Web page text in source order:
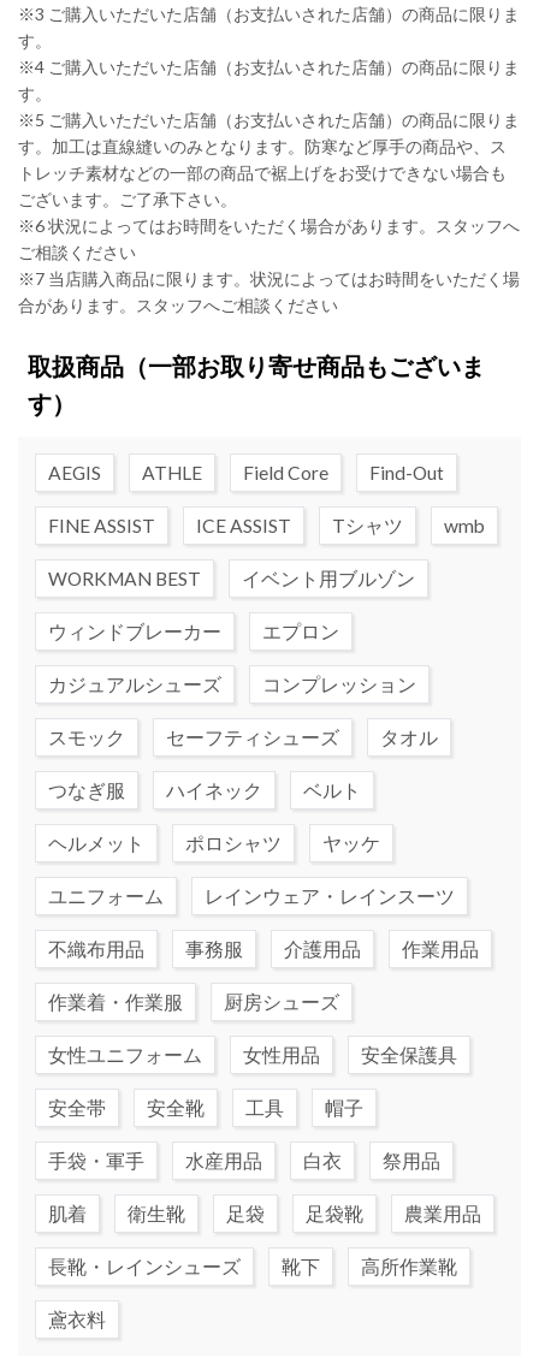
※3 ご購入いただいた店舗（お支払いされた店舗）の商品に限りま
す。
※4 ご購入いただいた店舗（お支払いされた店舗）の商品に限りま
す。
※5 ご購入いただいた店舗（お支払いされた店舗）の商品に限りま
す。加工は直線縫いのみとなります。防寒など厚手の商品や、ス
トレッチ素材などの一部の商品で裾上げをお受けできない場合も
ございます。ご了承下さい。
※6 状況によってはお時間をいただく場合があります。スタッフへ
ご相談ください
※7 当店購入商品に限ります。状況によってはお時間をいただく場
合があります。スタッフへご相談ください
取扱商品（一部お取り寄せ商品もございま
す）
AEGIS ATHLE Field Core Find-Out
FINE ASSIST ICE ASSIST Tシャツ wmb
WORKMAN BEST イベント用ブルゾン
ウィンドブレーカー エプロン
カジュアルシューズ コンプレッション
スモック セーフティシューズ タオル
つなぎ服 ハイネック ベルト
ヘルメット ポロシャツ ヤッケ
ユニフォーム レインウェア・レインスーツ
不織布用品 事務服 介護用品 作業用品
作業着・作業服 厨房シューズ
女性ユニフォーム 女性用品 安全保護具
安全帯 安全靴 工具 帽子
手袋・軍手 水産用品 白衣 祭用品
肌着 衛生靴 足袋 足袋靴 農業用品
長靴・レインシューズ 靴下 高所作業靴
鳶衣料